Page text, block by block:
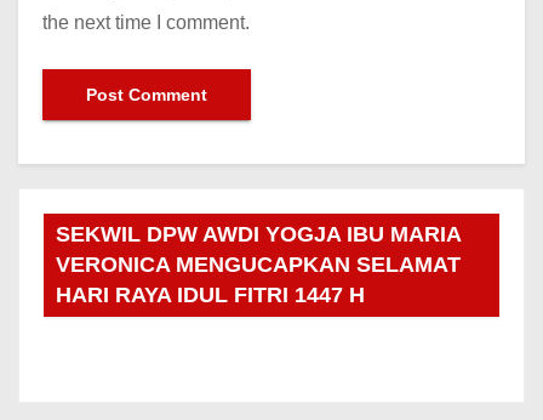
the next time I comment.
SEKWIL DPW AWDI YOGJA IBU MARIA
VERONICA MENGUCAPKAN SELAMAT
HARI RAYA IDUL FITRI 1447 H